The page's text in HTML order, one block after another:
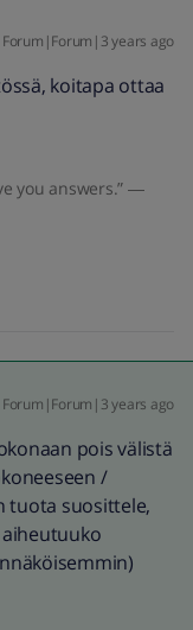
Forum|Forum|3 years ago
koitapa ottaa
you answers.” ―
Forum|Forum|3 years ago
pois välistä
/
tuota suosittele,